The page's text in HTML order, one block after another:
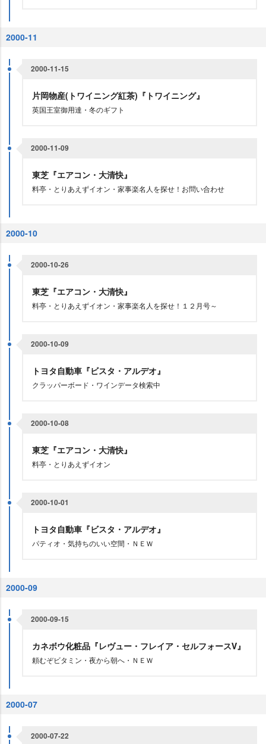
2000-11
2000-11-15
片岡物産(トワイニング紅茶)『トワイニング』
英国王室御用達・冬のギフト
2000-11-09
東芝『エアコン・大清快』
料亭・とりあえずイオン・家事楽名人を探せ！お問い合わせ
2000-10
2000-10-26
東芝『エアコン・大清快』
料亭・とりあえずイオン・家事楽名人を探せ！１２月号～
2000-10-09
トヨタ自動車『ビスタ・アルデオ』
クラッパーボード・ワインデータ検索中
2000-10-08
東芝『エアコン・大清快』
料亭・とりあえずイオン
2000-10-01
トヨタ自動車『ビスタ・アルデオ』
パティオ・気持ちのいい空間・ＮＥＷ
2000-09
2000-09-15
カネボウ化粧品『レヴュー・フレイア・セルフォースⅤ』
頼むぞビタミン・夜から朝へ・ＮＥＷ
2000-07
2000-07-22